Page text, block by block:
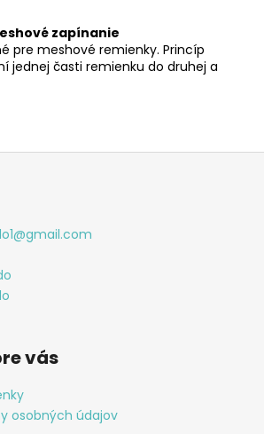
zapínanie
pre meshové remienky. Princíp
jednej časti remienku do druhej a
@gmail.com
vás
osobných údajov